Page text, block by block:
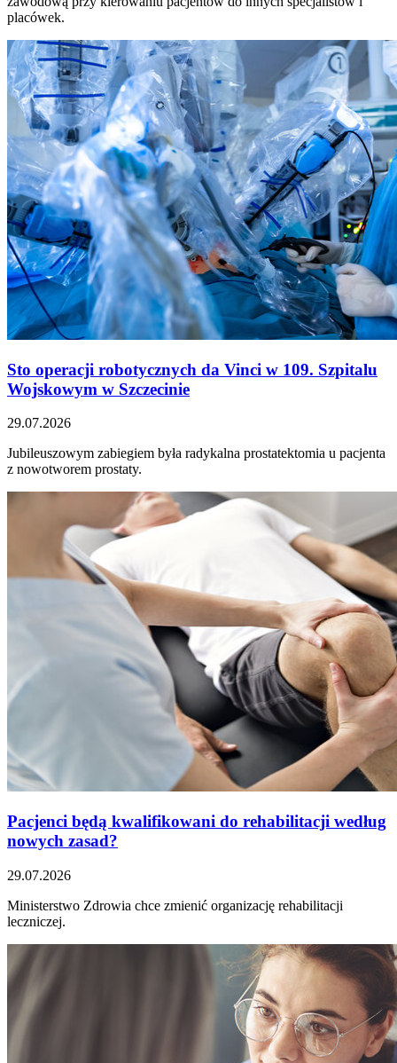
placówek.
Sto operacji robotycznych da Vinci w 109. Szpitalu
Wojskowym w Szczecinie
29.07.2026
Jubileuszowym zabiegiem była radykalna prostatektomia u pacjenta
z nowotworem prostaty.
Pacjenci będą kwalifikowani do rehabilitacji według
nowych zasad?
29.07.2026
Ministerstwo Zdrowia chce zmienić organizację rehabilitacji
leczniczej.